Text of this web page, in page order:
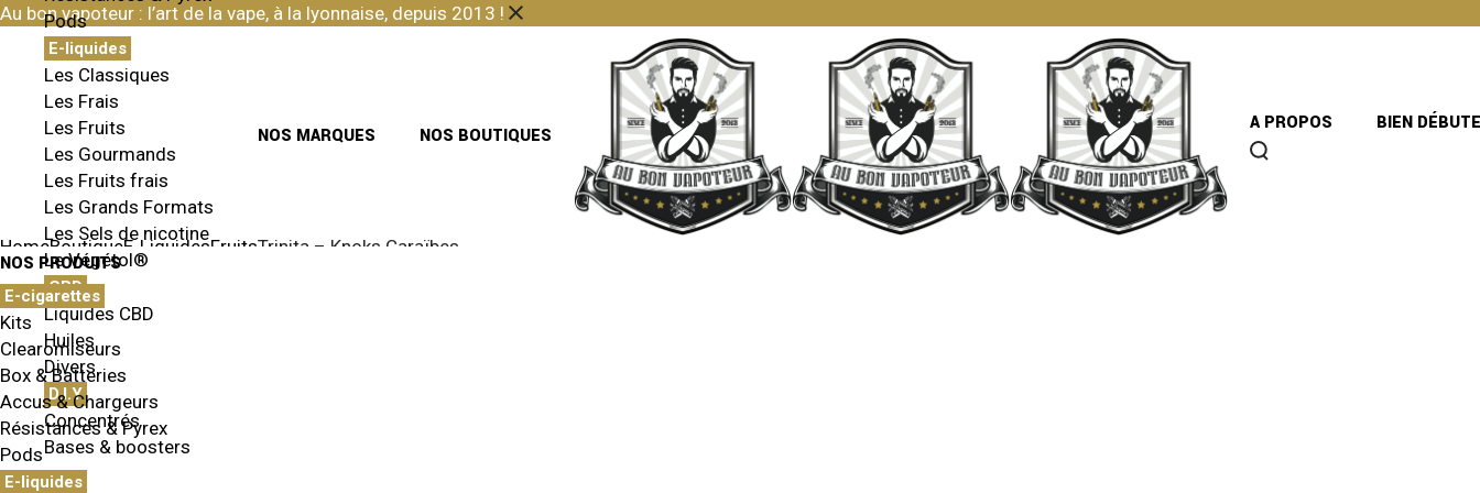
Skip
to
content
Au bon vapoteur : l’art de la vape, à la lyonnaise, depuis 2013 !
Pods
E-liquides
Les Classiques
Les Frais
Les Fruits
Les Gourmands
Les Fruits frais
Les Grands Formats
Les Sels de nicotine
Le Végétol®
CBD
Liquides CBD
Huiles
Divers
D.I.Y
Concentrés
Bases & boosters
NOS MARQUES NOS BOUTIQUES
A PROPOS BIEN
NOS PRODUITS
E-cigarettes
Kits
Clearomiseurs
Box & Batteries
Accus & Chargeurs
Résistances & Pyrex
Pods
E-liquides
HomeBoutiqueE-LiquidesFruitsTrinita – Knoks Caraïbes